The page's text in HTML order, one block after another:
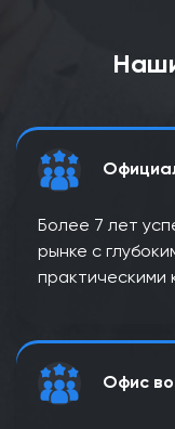
Более 7 лет
рынке с
практическими
Офис